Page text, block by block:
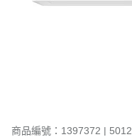
商品編號：1397372 |